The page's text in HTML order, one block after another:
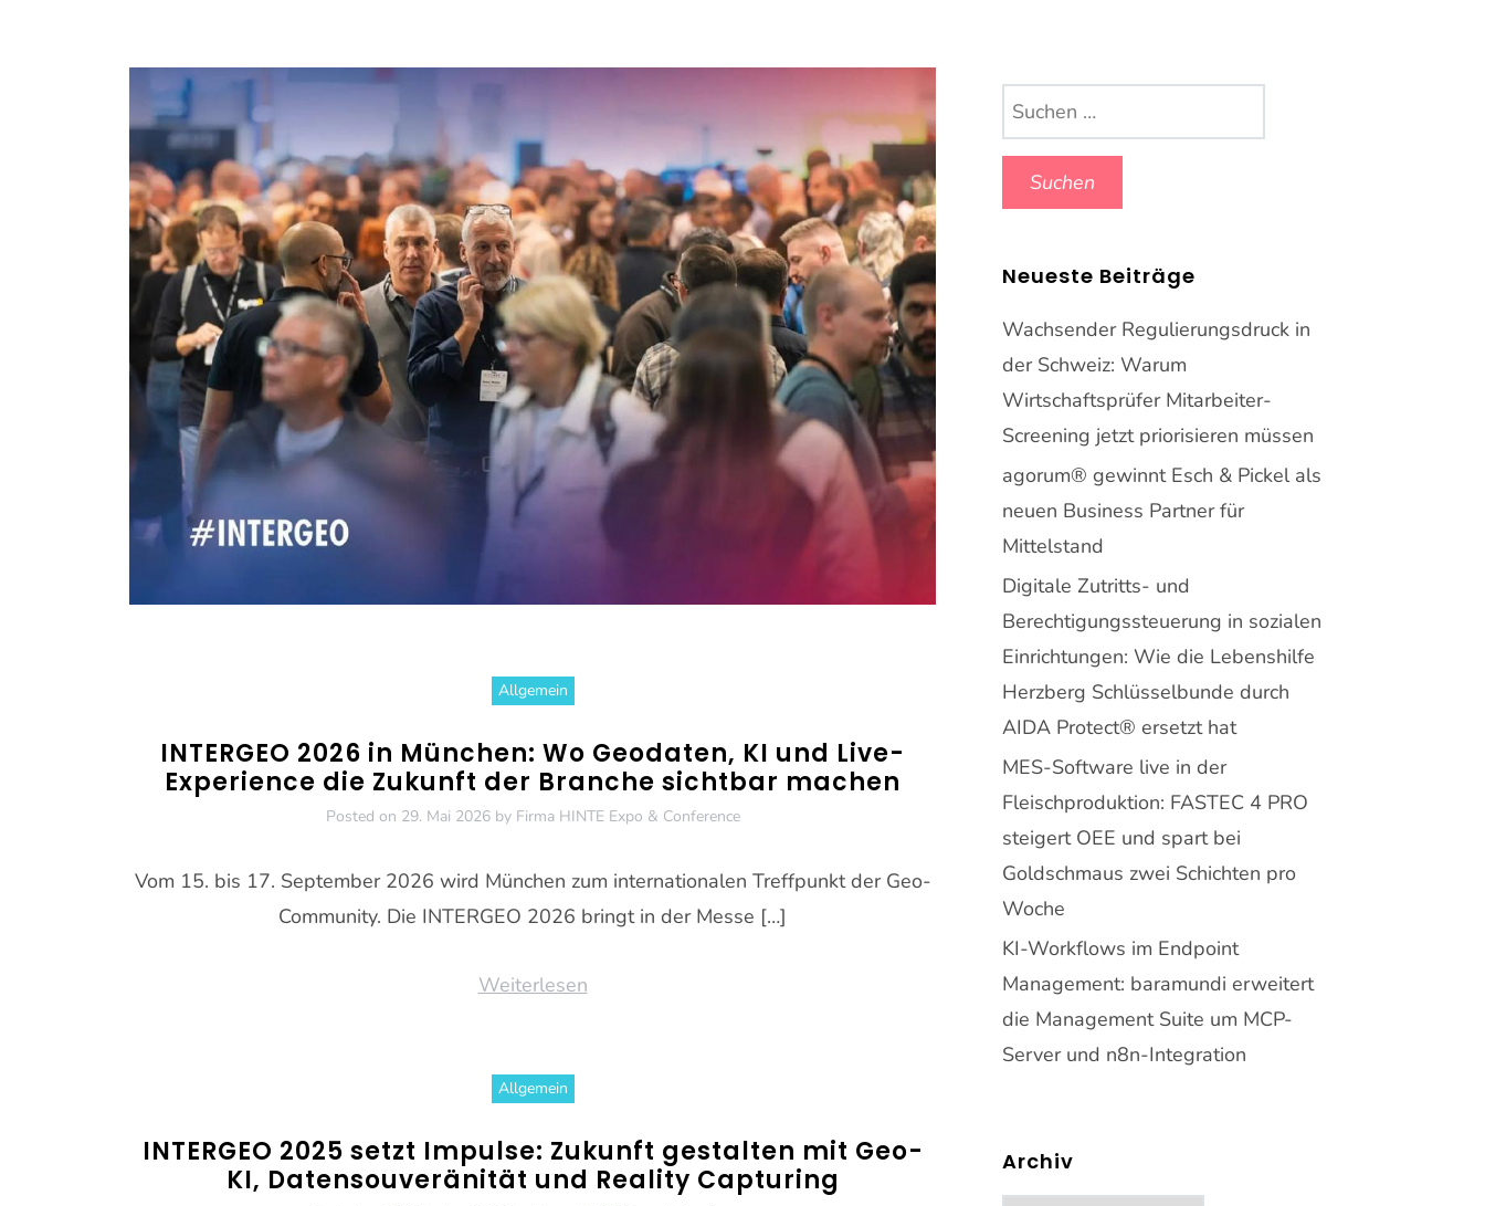
Allgemein
INTERGEO 2026 in München: Wo Geodaten, KI und Live-
Experience die Zukunft der Branche sichtbar machen
Posted on 29. Mai 2026by Firma HINTE Expo & Conference
Vom 15. bis 17. September 2026 wird München zum internationalen Treffpunkt der Geo-
Community. Die INTERGEO 2026 bringt in der Messe […]
Weiterlesen
Allgemein
INTERGEO 2025 setzt Impulse: Zukunft gestalten mit Geo-
KI, Datensouveränität und Reality Capturing
Suchen
nach:
Neueste Beiträge
Wachsender Regulierungsdruck in
der Schweiz: Warum
Wirtschaftsprüfer Mitarbeiter-
Screening jetzt priorisieren müssen
agorum® gewinnt Esch & Pickel als
neuen Business Partner für
Mittelstand
Digitale Zutritts- und
Berechtigungssteuerung in sozialen
Einrichtungen: Wie die Lebenshilfe
Herzberg Schlüsselbunde durch
AIDA Protect® ersetzt hat
MES-Software live in der
Fleischproduktion: FASTEC 4 PRO
steigert OEE und spart bei
Goldschmaus zwei Schichten pro
Woche
KI-Workflows im Endpoint
Management: baramundi erweitert
die Management Suite um MCP-
Server und n8n-Integration
Archiv